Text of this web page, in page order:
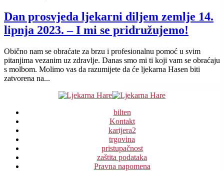
Dan prosvjeda ljekarni diljem zemlje 14.
lipnja 2023. – I mi se pridružujemo!
Obično nam se obraćate za brzu i profesionalnu pomoć u svim
pitanjima vezanim uz zdravlje. Danas smo mi ti koji vam se obraćaju
s molbom. Molimo vas da razumijete da će ljekarna Hasen biti
zatvorena na...
bilten
Kontakt
karijera2
trgovina
pristupačnost
zaštita podataka
Pravna napomena